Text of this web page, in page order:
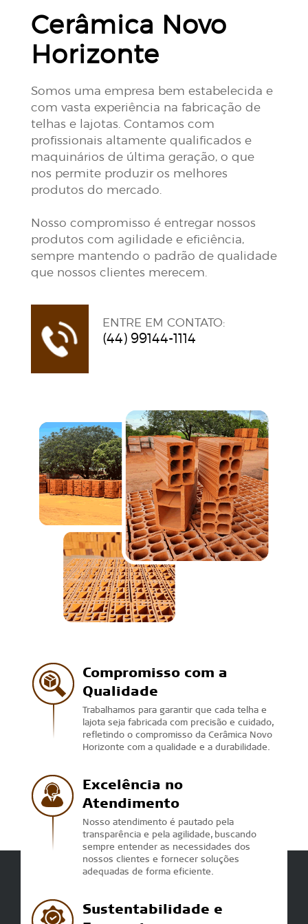
Cerâmica Novo
Horizonte
Somos uma empresa bem estabelecida e
com vasta experiência na fabricação de
telhas e lajotas. Contamos com
profissionais altamente qualificados e
maquinários de última geração, o que
nos permite produzir os melhores
produtos do mercado.
Nosso compromisso é entregar nossos
produtos com agilidade e eficiência,
sempre mantendo o padrão de qualidade
que nossos clientes merecem.
ENTRE EM CONTATO:
(44) 99144-1114
Compromisso com a
Qualidade
Trabalhamos para garantir que cada telha e
lajota seja fabricada com precisão e cuidado,
refletindo o compromisso da Cerâmica Novo
Horizonte com a qualidade e a durabilidade.
Excelência no
Atendimento
Nosso atendimento é pautado pela
transparência e pela agilidade, buscando
sempre entender as necessidades dos
nossos clientes e fornecer soluções
adequadas de forma eficiente.
Sustentabilidade e